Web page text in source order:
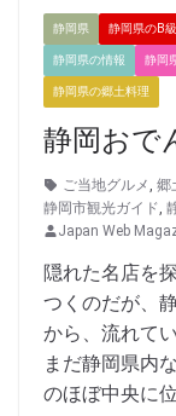
静岡県 静岡県のB
静岡県の情報 静岡
静岡県の郷土料理
静岡お
ご当地グルメ 郷
静岡市観光ガイド
Japan Web
隠れた名店を
つくのだが、
から、流れて
まだ静岡県内
のほぼ中央に